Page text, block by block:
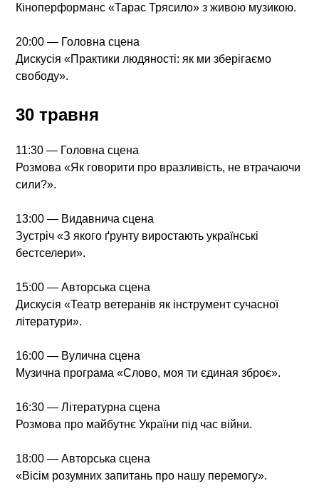
Кіноперформанс «Тарас Трясило» з живою музикою.
20:00 — Головна сцена
Дискусія «Практики людяності: як ми зберігаємо
свободу».
30 травня
11:30 — Головна сцена
Розмова «Як говорити про вразливість, не втрачаючи
сили?».
13:00 — Видавнича сцена
Зустріч «З якого ґрунту виростають українські
бестселери».
15:00 — Авторська сцена
Дискусія «Театр ветеранів як інструмент сучасної
літератури».
16:00 — Вулична сцена
Музична програма «Слово, моя ти єдиная зброє».
16:30 — Літературна сцена
Розмова про майбутнє України під час війни.
18:00 — Авторська сцена
«Вісім розумних запитань про нашу перемогу».